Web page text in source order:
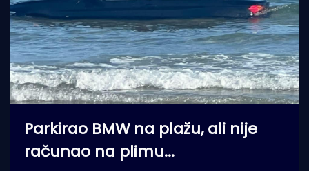
Parkirao BMW na plažu, ali nije
računao na plimu...